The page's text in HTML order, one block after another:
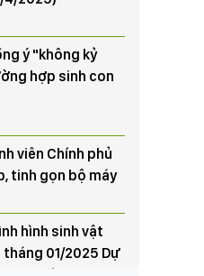
ý "không kỷ
hợp sinh con
viên Chính phủ
tinh gọn bộ máy
hình sinh vật
01/2025 Dự
tháng